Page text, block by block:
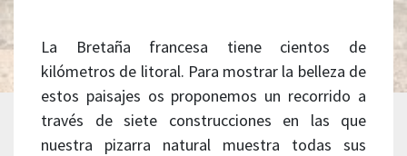
La Bretaña francesa tiene cientos de
kilómetros de litoral. Para mostrar la belleza de
estos paisajes os proponemos un recorrido a
través de siete construcciones en las que
nuestra pizarra natural muestra todas sus